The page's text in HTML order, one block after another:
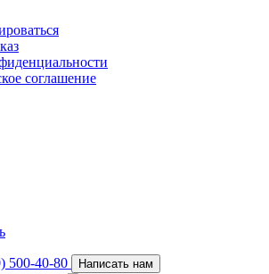
соглашение
500-40-80 Написать нам